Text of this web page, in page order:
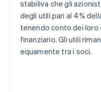
stabiliva che gli
degli utili pari al 4%
tenendo conto dei loro
finanziario. Gli utili
equamente tra i soci.